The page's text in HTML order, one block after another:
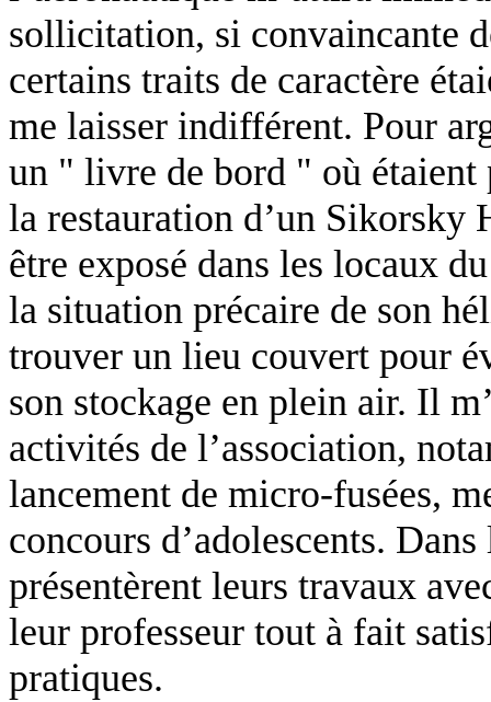
sollicitation, si convaincante
certains traits de caractère
me laisser indifférent. Pour
un " livre de bord " où étaient
la restauration d’un Sikorsky
être exposé dans les locaux
la situation précaire de son
trouver un lieu couvert pour
son stockage en plein air. Il
activités de l’association,
lancement de micro-fusées,
concours d’adolescents.
présentèrent leurs travaux
leur professeur tout à fait
pratiques.